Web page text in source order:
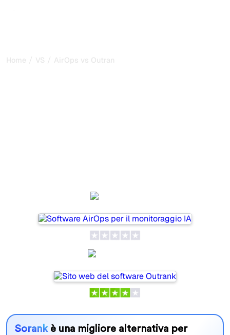
Home / VS / AirOps vs Outrank
Sorank è una migliore alternativa per